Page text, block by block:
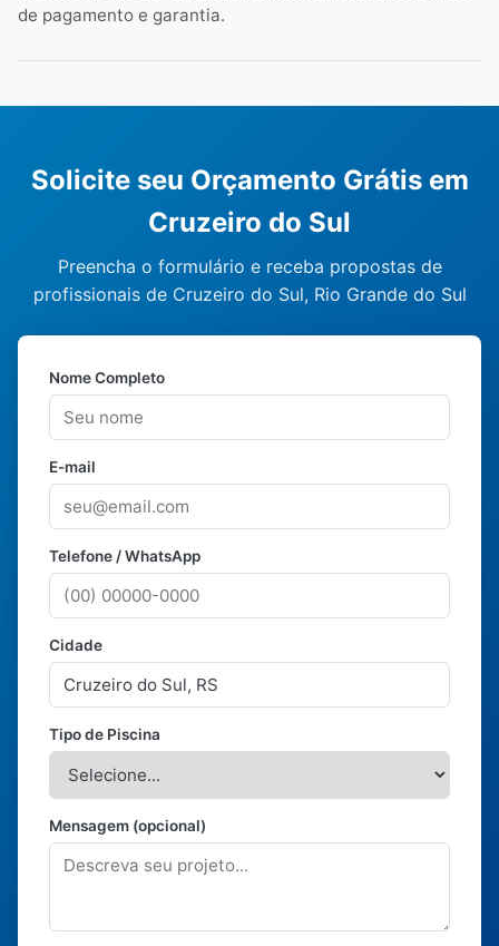
de pagamento e garantia.
Solicite seu Orçamento Grátis em
Cruzeiro do Sul
Preencha o formulário e receba propostas de
profissionais de Cruzeiro do Sul, Rio Grande do Sul
Nome Completo
E-mail
Telefone / WhatsApp
Cidade
Tipo de Piscina
Mensagem (opcional)